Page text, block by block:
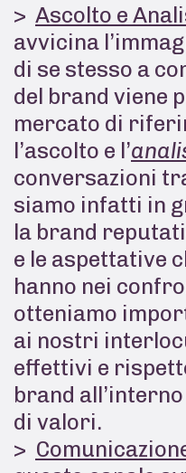
Ascolto e
avvicina
di se stesso a
del brand viene
mercato di
l’ascolto e l’
conversazioni
siamo infatti in
la brand
e le aspettative
hanno nei
otteniamo
ai nostri
effettivi e
brand
di valori.